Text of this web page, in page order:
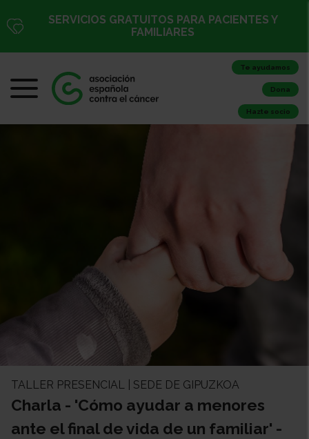
SERVICIOS GRATUITOS PARA PACIENTES Y
FAMILIARES
Te ayudamos
Dona
Hazte socio
TALLER PRESENCIAL | SEDE DE GIPUZKOA
Charla - 'Cómo ayudar a menores
ante el final de vida de un familiar' -